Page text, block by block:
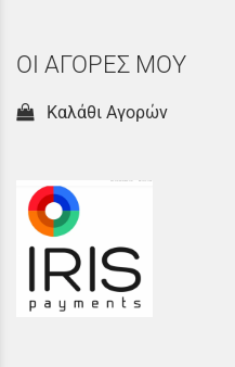
ΟΙ ΑΓΟΡΕΣ ΜΟΥ
Καλάθι Αγορών